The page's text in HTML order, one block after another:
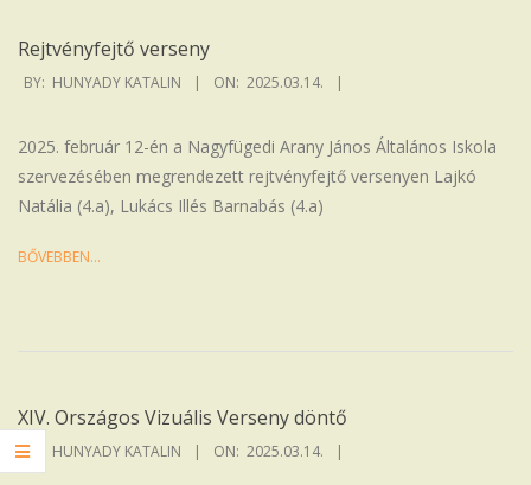
Rejtvényfejtő verseny
2025-
BY: HUNYADY KATALIN ON: 2025.03.14.
2025. február 12-én a Nagyfügedi Arany János Általános Iskola
szervezésében megrendezett rejtvényfejtő versenyen Lajkó
Natália (4.a), Lukács Illés Barnabás (4.a)
BŐVEBBEN…
XIV. Országos Vizuális Verseny döntő
2025-
03-
BY: HUNYADY KATALIN ON: 2025.03.14.